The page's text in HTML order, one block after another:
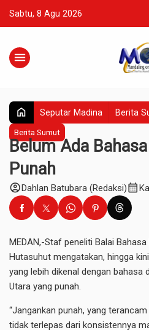
Sabtu, 8 Agu 2026
menu
home Seputar Madina Berita
Berita Sumut
Belum Ada
Punah
account_circleDahlan Batubara (Redaksi)calendar_month
MEDAN,-Staf peneliti Balai
Hutasuhut mengatakan, hingga
yang lebih dikenal dengan bahasa
Utara yang punah.
“Jangankan punah, yang
tidak terlepas dari konsistennya